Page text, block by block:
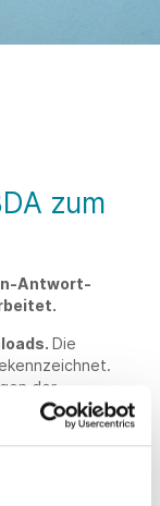
zum
Antwort-
Die
der
der
wird auch in